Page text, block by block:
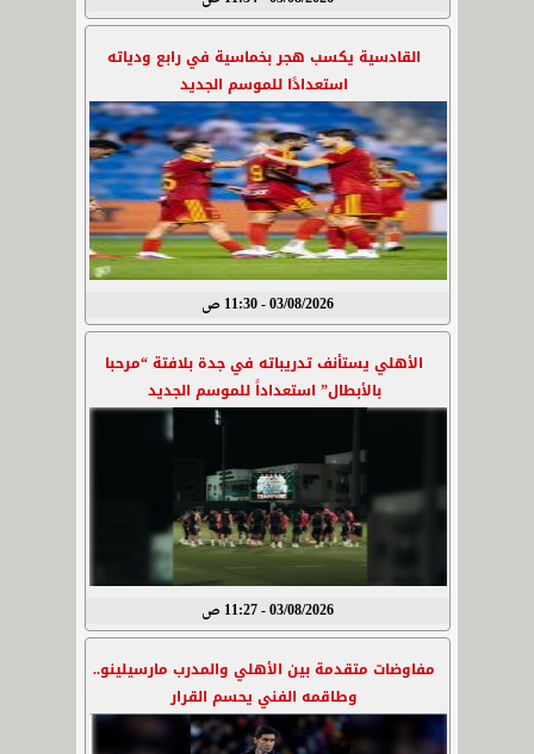
القادسية يكسب هجر بخماسية في رابع ودياته
استعدادًا للموسم الجديد
03/08/2026 - 11:30 ص
الأهلي يستأنف تدريباته في جدة بلافتة “مرحبا
بالأبطال” استعداداً للموسم الجديد
03/08/2026 - 11:27 ص
مفاوضات متقدمة بين الأهلي والمدرب مارسيلينو..
وطاقمه الفني يحسم القرار